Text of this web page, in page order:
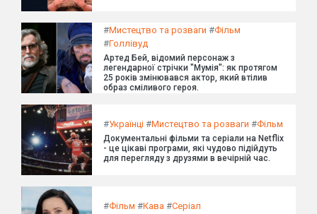
#Мистецтво та розваги #Фільм
#Голлівуд
Артед Бей, відомий персонаж з
легендарної стрічки "Мумія": як протягом
25 років змінювався актор, який втілив
образ сміливого героя.
#Українці #Мистецтво та розваги #Фільм
Документальні фільми та серіали на Netflix
- це цікаві програми, які чудово підійдуть
для перегляду з друзями в вечірній час.
#Фільм #Кава #Серіал